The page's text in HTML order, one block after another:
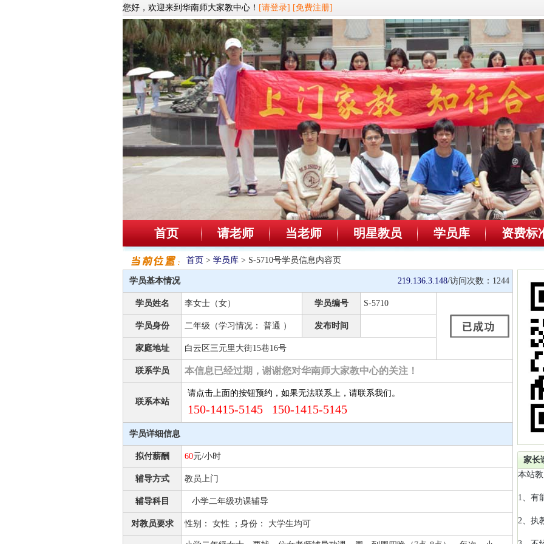
您好，欢迎来到华南师大家教中心！ [请登录] [免费注册]
首页 请老师 当老师 明星教员 学员库 资费标
首页 > 学员库 > S-5710号学员信息内容页
学员基本情况 219.136.3.148/访问次数： 1244
学员姓名 李女士（女） 学员编号 S-5710
学员身份 二年级（学习情况： 普通 ） 发布时间
家庭地址 白云区三元里大街15巷16号
联系学员 本信息已经过期，谢谢您对华南师大家教中心的关注！
联系本站
请点击上面的按钮预约，如果无法联系上，请联系我们。
150-1415-5145 150-1415-5145
学员详细信息
拟付薪酬 60元/小时
辅导方式 教员上门
辅导科目 小学二年级功课辅导
对教员要求 性别： 女性 ；身份： 大学生均可
家长
本站
1、有
2、执